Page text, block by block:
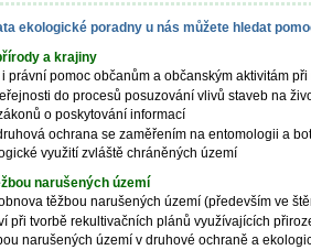
ekologické poradny u nás můžete hledat
a krajiny
právní pomoc občanům a občanským aktivitám
do procesů posuzování vlivů staveb na
o poskytování informací
ochrana se zaměřením na entomologii a
využití zvláště chráněných území
narušených území
těžbou narušených území (především ve
při tvorbě rekultivačních plánů využívajících
narušených území v druhové ochraně a